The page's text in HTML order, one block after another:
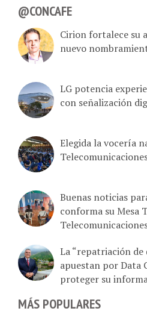
@CONCAFE
Cirion fortalece su
nuevo
LG potencia
con señalización
Elegida la vocería
Buenas noticias
conforma su Mesa
La “repatriación de
apuestan por Data
proteger su
MÁS POPULARES